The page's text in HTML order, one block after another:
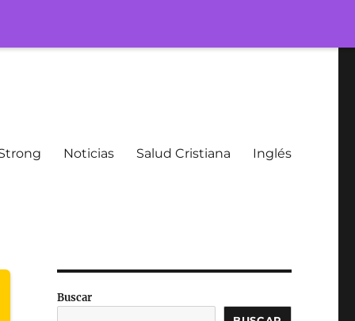
Noticias Salud Cristiana Inglés
Buscar